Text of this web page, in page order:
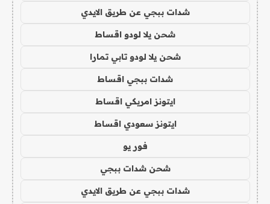
شدات ببجي عن طريق الايدي
شحن يلا لودو اقساط
شحن يلا لودو تابي تمارا
شدات ببجي اقساط
ايتونز امريكي اقساط
ايتونز سعودي اقساط
فور يو
شحن شدات ببجي
شدات ببجي عن طريق الايدي